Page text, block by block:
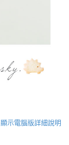
顯示電腦版詳細說明